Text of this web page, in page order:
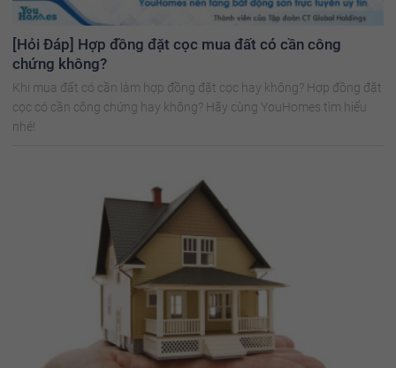
[Hỏi Đáp] Hợp đồng đặt cọc mua đất có cần công
chứng không?
Khi mua đất có cần làm hợp đồng đặt cọc hay không? Hợp đồng đặt
cọc có cần công chứng hay không? Hãy cùng YouHomes tìm hiểu
nhé!